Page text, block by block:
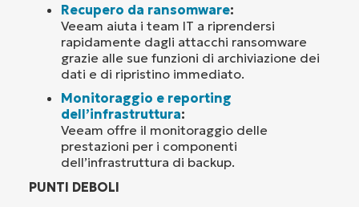
Recupero da ransomware:
Veeam aiuta i team IT a riprendersi
rapidamente dagli attacchi ransomware
grazie alle sue funzioni di archiviazione dei
dati e di ripristino immediato.
Monitoraggio e reporting
dell’infrastruttura:
Veeam offre il monitoraggio delle
prestazioni per i componenti
dell’infrastruttura di backup.
PUNTI DEBOLI